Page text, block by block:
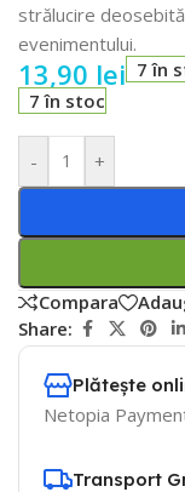
strălucire
evenimentului.
13,90 lei 7 în
7 în stoc
- +
Compara
Share:
Plătește
Netopia
Transport